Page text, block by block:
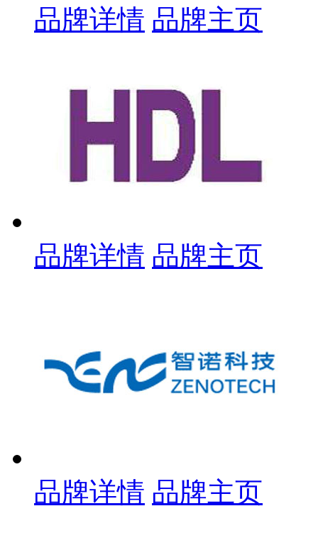
品牌详情 品牌主页
品牌详情 品牌主页
品牌详情 品牌主页